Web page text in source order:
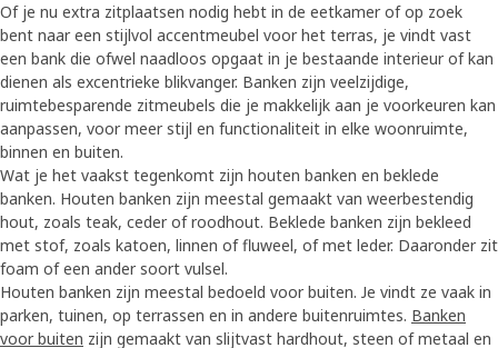
Of je nu extra zitplaatsen nodig hebt in de eetkamer of op zoek
bent naar een stijlvol accentmeubel voor het terras, je vindt vast
een bank die ofwel naadloos opgaat in je bestaande interieur of kan
dienen als excentrieke blikvanger. Banken zijn veelzijdige,
ruimtebesparende zitmeubels die je makkelijk aan je voorkeuren kan
aanpassen, voor meer stijl en functionaliteit in elke woonruimte,
binnen en buiten.
Wat je het vaakst tegenkomt zijn houten banken en beklede
banken. Houten banken zijn meestal gemaakt van weerbestendig
hout, zoals teak, ceder of roodhout. Beklede banken zijn bekleed
met stof, zoals katoen, linnen of fluweel, of met leder. Daaronder zit
foam of een ander soort vulsel.
Houten banken zijn meestal bedoeld voor buiten. Je vindt ze vaak in
parken, tuinen, op terrassen en in andere buitenruimtes. Banken
voor buiten zijn gemaakt van slijtvast hardhout, steen of metaal en